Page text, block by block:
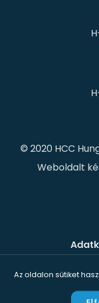
Az oldalon sütiket
© 2020 HCC
Weboldalt